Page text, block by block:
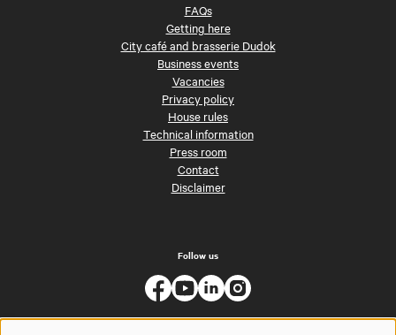
FAQs
Getting here
City café and brasserie Dudok
Business events
Vacancies
Privacy policy
House rules
Technical information
Press room
Contact
Disclaimer
Follow us